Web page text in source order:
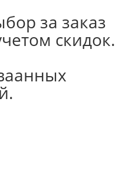
за заказ
скидок.